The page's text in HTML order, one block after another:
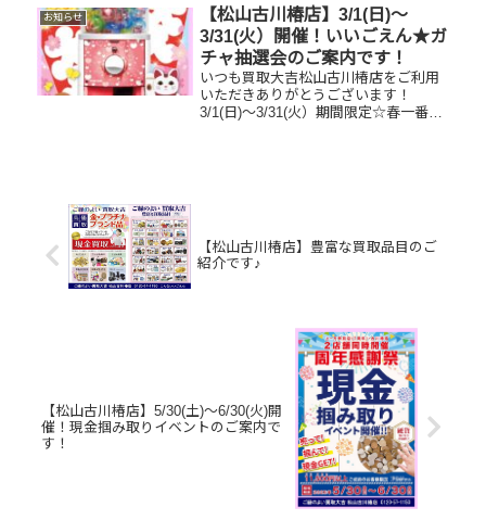
グ家で眠っているお品物はございませ
んか？そのお品物ぜひ！買取大吉...
お知らせ
【松山古川椿店】3/1(日)～
3/31(火）開催！いいごえん★ガ
チャ抽選会のご案内です！
いつも買取大吉松山古川椿店をご利用
いただきありがとうございます！
3/1(日)～3/31(火）期間限定☆春一番・
【松山古川椿店】豊富な買取品目のご
紹介です♪
【松山古川椿店】5/30(土)～6/30(火)開
催！現金掴み取りイベントのご案内で
す！